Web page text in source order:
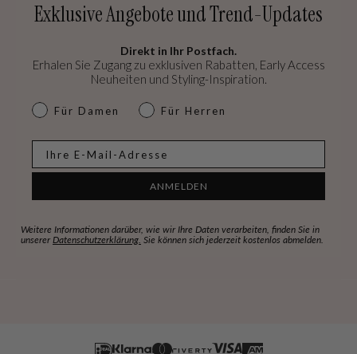
Exklusive Angebote und Trend-Updates
Direkt in Ihr Postfach.
Erhalen Sie Zugang zu exklusiven Rabatten, Early Access
Neuheiten und Styling-Inspiration.
dames & heren
Für Damen Für Herren
ANMELDEN
Weitere Informationen darüber, wie wir Ihre Daten verarbeiten, finden Sie in
unserer Datenschutzerklärung. Sie können sich jederzeit kostenlos abmelden.